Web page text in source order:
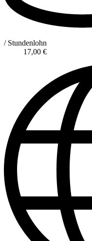
/ Stundenlohn
17,00 €